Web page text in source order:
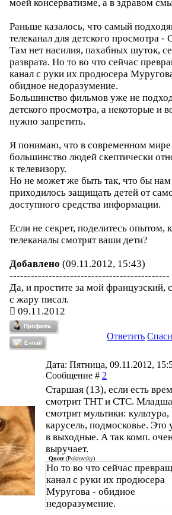
моей консерватизме, а в здравом
Раньше казалось, что самый
телеканал для детского просмотра -
Там нет насилия, пахабных шуток,
разврата. Но то во что сейчас
канал с руки их продюсера
обидное недоразумение.
Большинство фильмов уже не
детского просмотра, а некоторые и
нужно запретить.
Я понимаю, что в современном мире
большинство людей скептически
к телевизору.
Но не может же быть так, что бы нам
приходилось защищать детей от
доступного средства информации.
Если не секрет, поделитесь опытом,
телеканалы смотрят ваши дети?
Добавлено (09.11.2012, 15:43)
---------------------------------------------
Да, и простите за мой французский,
с жару писал.
09.11.2012
Ответить
Дата: Пятница, 09.11.2012,
Сообщение # 2
Старшая (13), если есть
смотрит ТНТ и СТС.
смотрит мультики: культура,
карусель, подмосковье. Это
в выходные. А так комп.
выручает.
Quote(Pokrovsky)
Но то во что сейчас
канал с руки их продюсера
Муругова - обидное
недоразумение.